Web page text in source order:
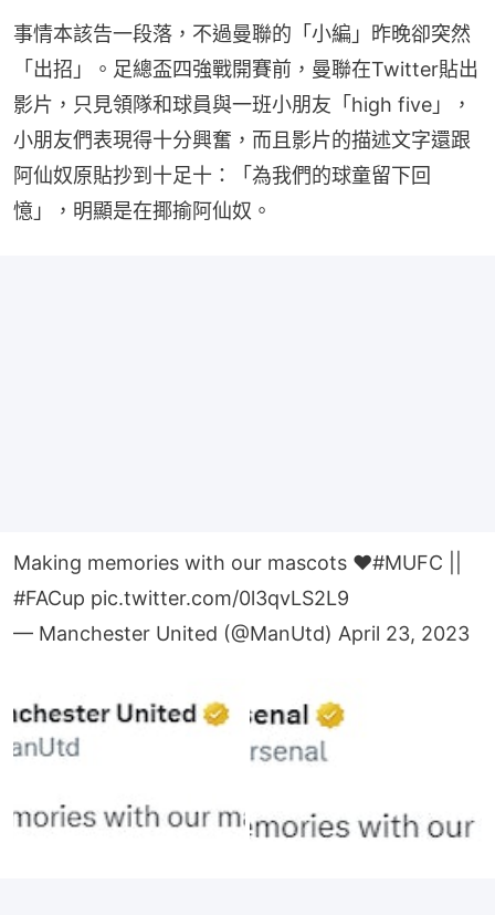
事情本該告一段落，不過曼聯的「小編」昨晚卻突然
「出招」。足總盃四強戰開賽前，曼聯在Twitter貼出
影片，只見領隊和球員與一班小朋友「high five」，
小朋友們表現得十分興奮，而且影片的描述文字還跟
阿仙奴原貼抄到十足十：「為我們的球童留下回
憶」，明顯是在揶揄阿仙奴。
Making memories with our mascots ❤️#MUFC
#FACup pic.twitter.com/0l3qvLS2L9
— Manchester United (@ManUtd) April 23, 2023